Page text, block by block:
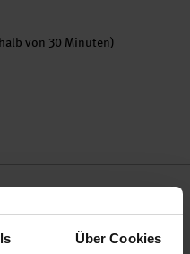
Über Cookies
von 30 Minuten)
Sie! Mit dieser einfach